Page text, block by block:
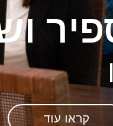
קראו עוד